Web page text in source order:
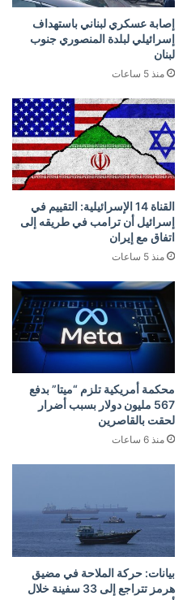
إصابة عسكري لبناني باستهداف
إسرائيلي لبلدة المنصوري جنوب
لبنان
منذ 5 ساعات
القناة 14 الإسرائيلية: التقييم في
إسرائيل أن ترامب في طريقه إلى
اتفاق مع إيران
منذ 5 ساعات
محكمة أمريكية تلزم “ميتا” بدفع
567 مليون دولار بسبب أضرار
لحقت بالقاصرين
منذ 6 ساعات
بيانات: حركة الملاحة في مضيق
هرمز تتراجع إلى 33 سفينة خلال